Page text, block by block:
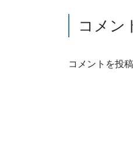
コメン
コメントを投